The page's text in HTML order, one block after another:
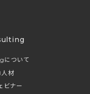
ついて
人材
ビナー